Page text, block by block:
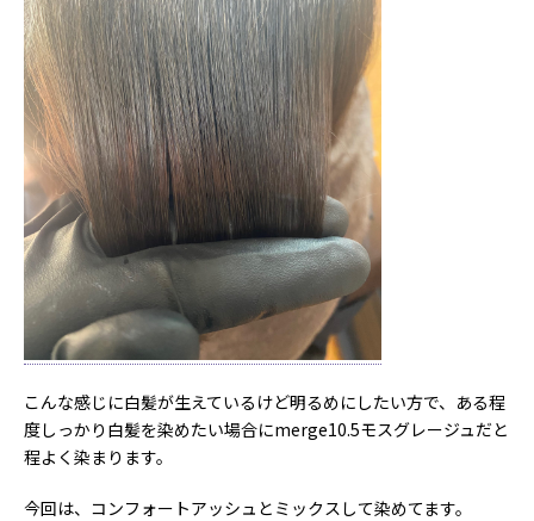
こんな感じに白髪が生えているけど明るめにしたい方で、ある程
度しっかり白髪を染めたい場合にmerge10.5モスグレージュだと
程よく染まります。
今回は、コンフォートアッシュとミックスして染めてます。